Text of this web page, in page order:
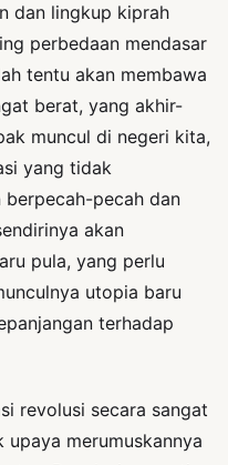
dan lingkup kiprah
perbedaan mendasar
tentu akan membawa
berat, yang akhir-
muncul di negeri kita,
yang tidak
berpecah-pecah dan
akan
pula, yang perlu
utopia baru
terhadap
revolusi secara sangat
merumuskannya